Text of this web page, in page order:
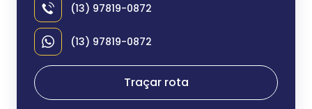
(13) 97819-0872
(13) 97819-0872
Traçar rota